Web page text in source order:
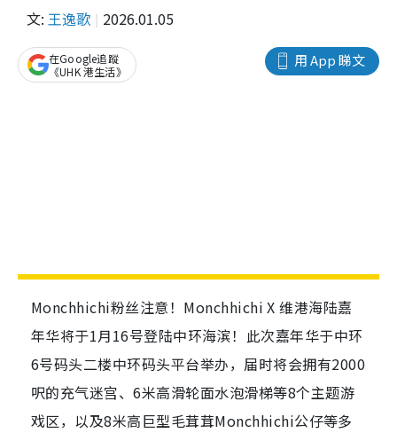
文: 王逸歌 2026.01.05
用 App 睇文
在Google追蹤
《UHK 港生活》
Monchhichi粉丝注意！Monchhichi X 维港海陆嘉
年华将于1月16号登陆中环海滨！此次嘉年华于中环
6号码头二楼中环码头平台举办，届时将会拥有2000
呎的充气迷宫、6米高滑轮面水泡滑梯等8个主题游
戏区，以及8米高巨型毛茸茸Monchhichi公仔等多